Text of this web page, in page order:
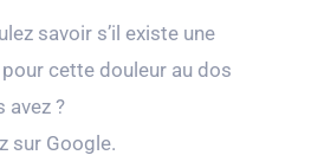
savoir s’il existe une
cette douleur au dos
avez ?
sur Google.